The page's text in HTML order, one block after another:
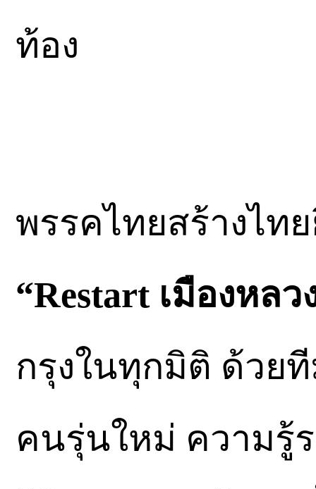
ท้อง
พรรคไทยสร้างไท
“Restart เมืองหลว
กรุงในทุกมิติ ด้วย
คนรุ่นใหม่ ความรู้